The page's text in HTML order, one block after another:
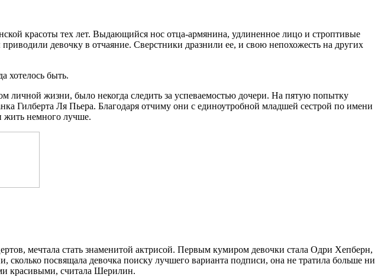
красоты тех лет. Выдающийся нос отца-армянина, удлиненное лицо и строптивые
девочку в отчаяние. Сверстники дразнили ее, и свою непохожесть на других
хотелось быть.
личной жизни, было некогда следить за успеваемостью дочери. На пятую попытку
Гилберта Ля Пьера. Благодаря отчиму они с единоутробной младшей сестрой по имени
жить немного лучше.
мечтала стать знаменитой актрисой. Первым кумиром девочки стала Одри Хепберн,
посвящала девочка поиску лучшего варианта подписи, она не тратила больше ни
красивыми, считала Шерилин.